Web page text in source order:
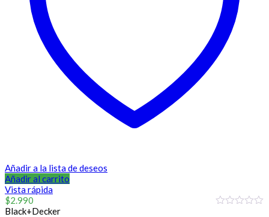
Añadir a la lista de deseos
Añadir al carrito
Vista rápida
$2.990
Black+Decker